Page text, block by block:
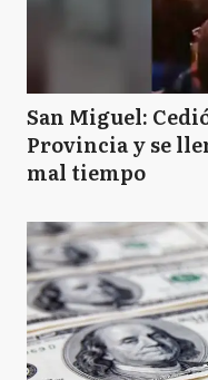
O
R
San Miguel:
Provincia y se
mal tiempo